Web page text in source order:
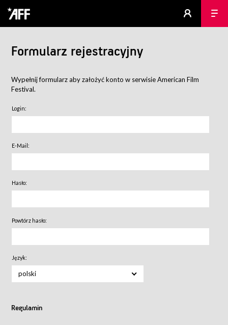
Formularz rejestracyjny
Wypełnij formularz aby założyć konto w serwisie American Film
Festival.
Login:
E-Mail:
Hasło:
Powtórz hasło:
Język:
polski
Regulamin